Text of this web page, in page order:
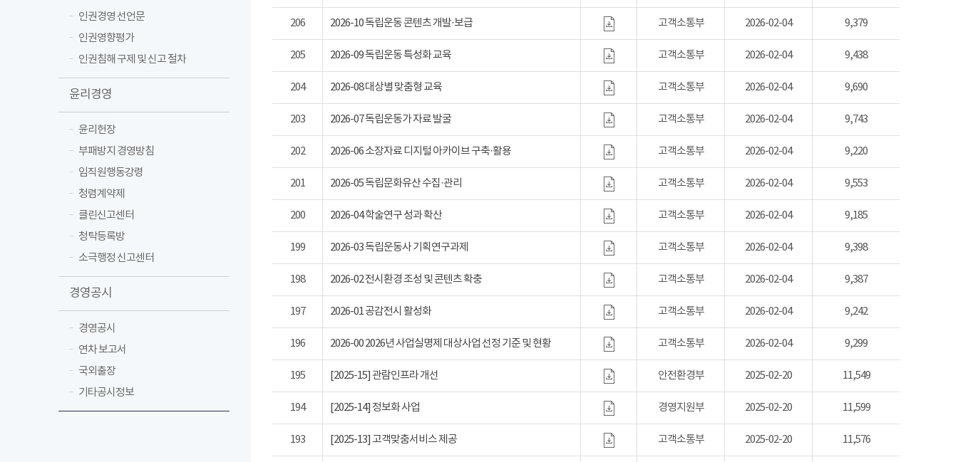
인권경영 선언문
인권영향평가
인권침해 구제 및 신고 절차
윤리경영
윤리헌장
부패방지 경영방침
임직원행동강령
청렴계약제
클린신고센터
청탁등록방
소극행정 신고센터
경영공시
경영공시
연차 보고서
국외출장
기타공시정보
206 2026-10 독립운동 콘텐츠 개발·보급 고객소통부 2026-02-04 9,379
205 2026-09 독립운동 특성화 교육 고객소통부 2026-02-04 9,438
204 2026-08 대상별 맞춤형 교육 고객소통부 2026-02-04 9,690
203 2026-07 독립운동가 자료 발굴 고객소통부 2026-02-04 9,743
202 2026-06 소장자료 디지털 아카이브 구축·활용 고객소통부 2026-02-04 9,220
201 2026-05 독립문화유산 수집·관리 고객소통부 2026-02-04 9,553
200 2026-04 학술연구 성과 확산 고객소통부 2026-02-04 9,185
199 2026-03 독립운동사 기획연구과제 고객소통부 2026-02-04 9,398
198 2026-02 전시환경 조성 및 콘텐츠 확충 고객소통부 2026-02-04 9,387
197 2026-01 공감전시 활성화 고객소통부 2026-02-04 9,242
196 2026-00 2026년 사업실명제 대상사업 선정 기준 및 현황 고객소통부 2026-02-04 9,299
195 [2025-15] 관람인프라 개선 안전환경부 2025-02-20 11,549
194 [2025-14] 정보화 사업 경영지원부 2025-02-20 11,599
193 [2025-13] 고객맞춤서비스 제공 고객소통부 2025-02-20 11,576